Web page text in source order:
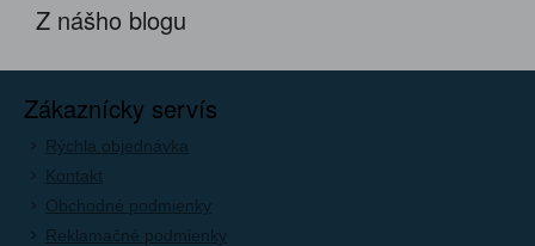
Z nášho blogu
Zákaznícky servís
Rýchla objednávka
Kontakt
Obchodné podmienky
Reklamačné podmienky